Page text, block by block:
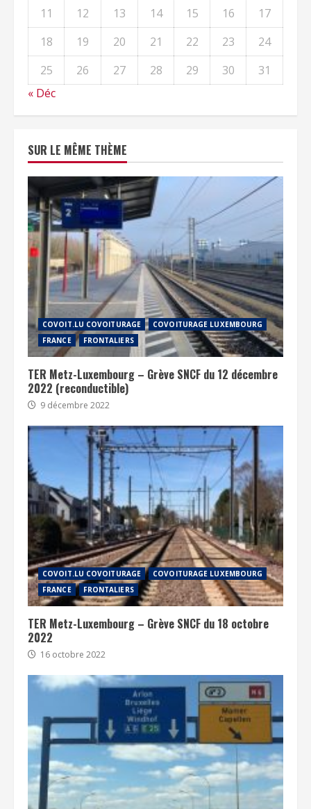
11
12 13 14 15 16
17
18
19 20 21 22 23
24
25
26 27 28 29 30
31
« Déc
SUR LE MÊME THÈME
COVOIT.LU COVOITURAGE
COVOITURAGE LUXEMBOURG
FRANCE
FRONTALIERS
TER Metz-Luxembourg – Grève SNCF du 12 décembre
2022 (reconductible)
9 décembre 2022
COVOIT.LU COVOITURAGE
COVOITURAGE LUXEMBOURG
FRANCE
FRONTALIERS
TER Metz-Luxembourg – Grève SNCF du 18 octobre
2022
16 octobre 2022